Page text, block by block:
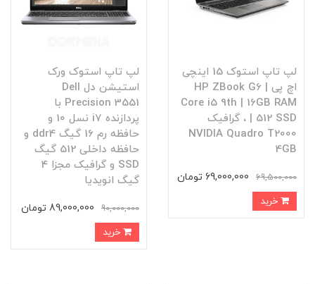
لپ تاپ استوک 15 اینچی
اچ پی HP ZBook G6 |
Core i5 9th | 16GB RAM
| 512 SSD ، گرافیک
NVIDIA Quadro T2000
4GB
69,500,000 69,000,000 تومان
لپ‌ تاپ استوک ورک
استیشن دل Dell
Precision 3551 با
پردازنده i7 نسل 10 و
حافظه رم 16 گیگ ddr4 و
حافظه داخلی 512 گیگ
SSD و گرافیک مجزا 4
گیگ انویدیا
90,000,000 89,000,000 تومان